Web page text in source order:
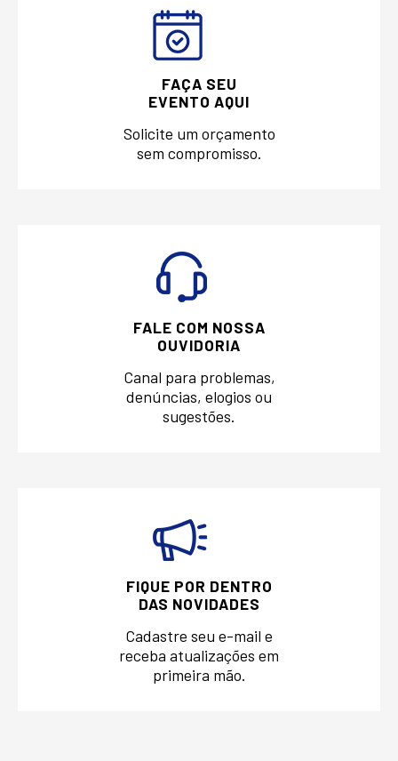
FAÇA SEU
EVENTO AQUI
Solicite um orçamento
sem compromisso.
FALE COM NOSSA
OUVIDORIA
Canal para problemas,
denúncias, elogios ou
sugestões.
FIQUE POR DENTRO
DAS NOVIDADES
Cadastre seu e-mail e
receba atualizações em
primeira mão.